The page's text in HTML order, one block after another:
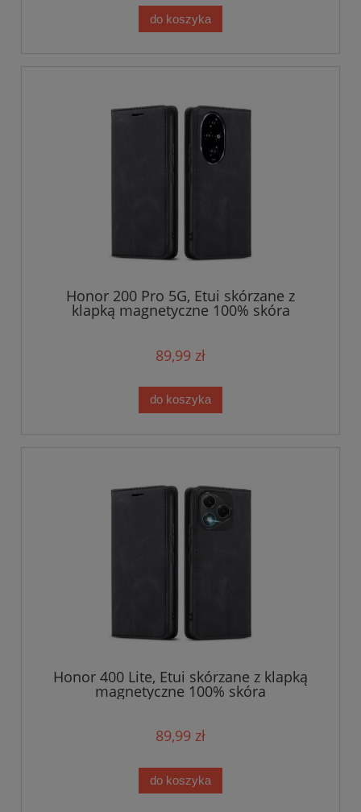
do koszyka
Honor 200 Pro 5G, Etui skórzane z
klapką magnetyczne 100% skóra
89,99 zł
do koszyka
Honor 400 Lite, Etui skórzane z klapką
magnetyczne 100% skóra
89,99 zł
do koszyka